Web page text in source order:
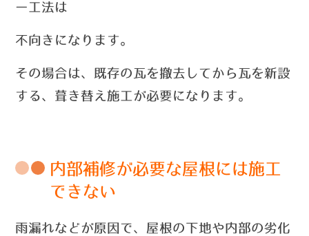
ー工法は
不向きになります。
その場合は、既存の瓦を撤去してから瓦を新設
する、葺き替え施工が必要になります。
内部補修が必要な屋根には施工
できない
雨漏れなどが原因で、屋根の下地や内部の劣化